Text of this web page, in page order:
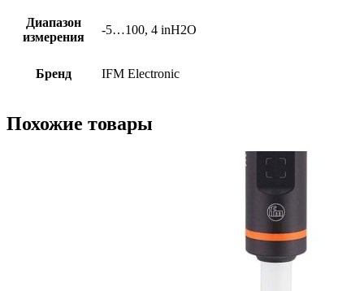
Диапазон
измерения
-5…100, 4 inH2O
Бренд IFM Electronic
Похожие товары